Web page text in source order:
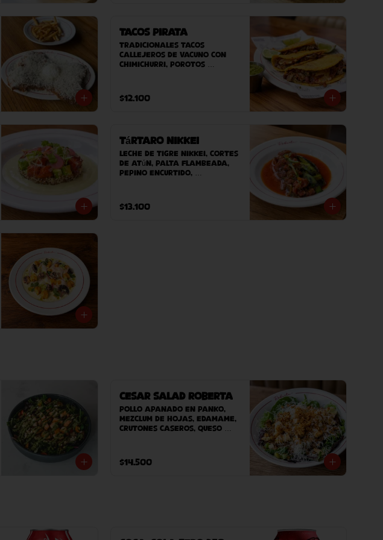
Tacos Pirata
Tradicionales tacos
callejeros de vacuno con
chimichurri, porotos
Acompañado de salsa
fresca
$12.100
Tártaro Nikkei
Leche de tigre nikkei, cortes
de atún, palta flambeada,
pepino encurtido,
nuestro pan casero.
$13.100
Cesar Salad Roberta
Pollo apanado en panko,
mezclum de hojas, edamame,
crutones caseros, queso
de manzana.
$14.500